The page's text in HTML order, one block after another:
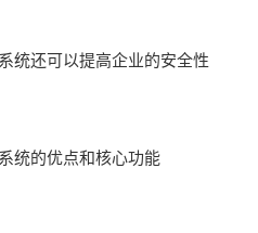
统还可以提高企业的安全性
统的优点和核心功能